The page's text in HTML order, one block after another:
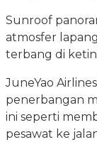
Sunroof
atmosfer
terbang di
JuneYao
penerbangan
ini seperti
pesawat ke